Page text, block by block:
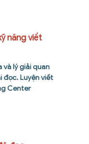
và lý giải quan
đọc. Luyện viết
Center
năng viết